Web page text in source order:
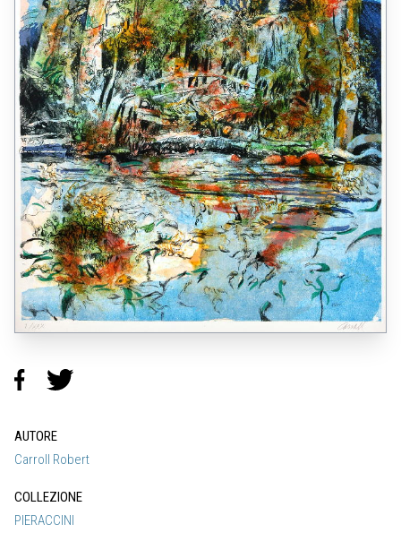
AUTORE
Carroll Robert
COLLEZIONE
PIERACCINI